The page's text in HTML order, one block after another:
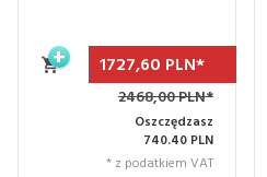
1727,60 PLN*
2468,00 PLN*
Oszczędzasz
740.40 PLN
* z podatkiem VAT